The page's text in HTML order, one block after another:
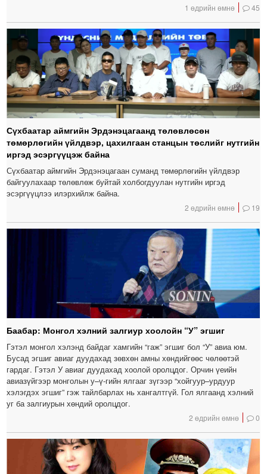
1 өдрийн өмнө 45
Сүхбаатар аймгийн Эрдэнэцагаанд төлөвлөсөн
төмөрлөгийн үйлдвэр, цахилгаан станцын төслийг нутгийн
иргэд эсэргүүцэж байна
Сүхбаатар аймгийн Эрдэнэцагаан суманд төмөрлөгийн үйлдвэр
байгуулахаар төлөвлөж буйтай холбогдуулан нутгийн иргэд
эсэргүүцлээ илэрхийлж байна.
2 өдрийн өмнө 19
Баабар: Монгол хэлний залгиур хоолойн “У” эгшиг
Гэтэл монгол хэлэнд байдаг хамгийн “гаж” эгшиг бол “У” авиа юм.
Бусад эгшиг авиаг дуудахад зөвхөн амны хөндийгөөс чөлөөтэй
гардаг. Гэтэл У авиаг дуудахад хоолой оролцдог. Орчин үеийн
авиазүйгээр монголын у–ү-гийн ялгааг зүгээр “хойгуур–урдуур
хэлэгдэх эгшиг” гэж тайлбарлах нь хангалтгүй. Гол ялгаанд хэлний
уг ба залгиурын хөндий оролцдог.
2 өдрийн өмнө 0